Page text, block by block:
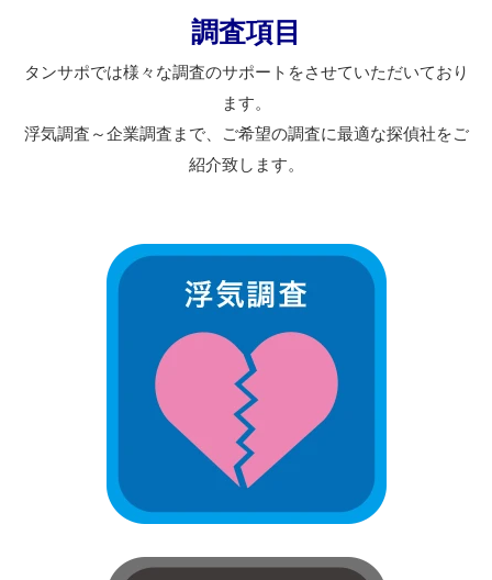
調査項目
タンサポでは様々な調査のサポートをさせていただいており
ます。
浮気調査～企業調査まで、ご希望の調査に最適な探偵社をご
紹介致します。